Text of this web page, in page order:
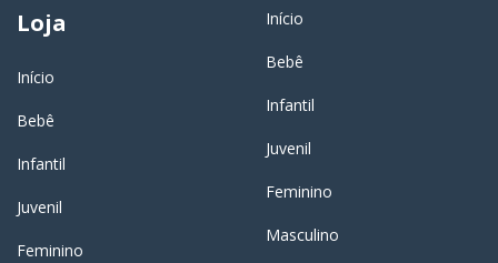
Loja
Início
Bebê
Infantil
Juvenil
Feminino
Início
Bebê
Infantil
Juvenil
Feminino
Masculino